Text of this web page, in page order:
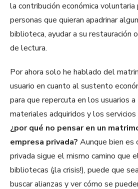
la contribución económica
personas que quieran apadrinar
biblioteca, ayudar a su restauración
de lectura.
Por ahora solo he hablado del
usuario en cuanto al sustento
para que repercuta en los usuarios
materiales adquiridos y los
¿por qué no pensar en un
empresa privada? Aunque bien es
privada sigue el mismo camino que
bibliotecas (¡la crisis!), puede que
buscar alianzas y ver cómo se